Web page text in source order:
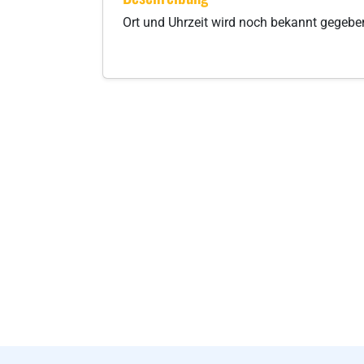
Ort und Uhrzeit wird noch bekannt